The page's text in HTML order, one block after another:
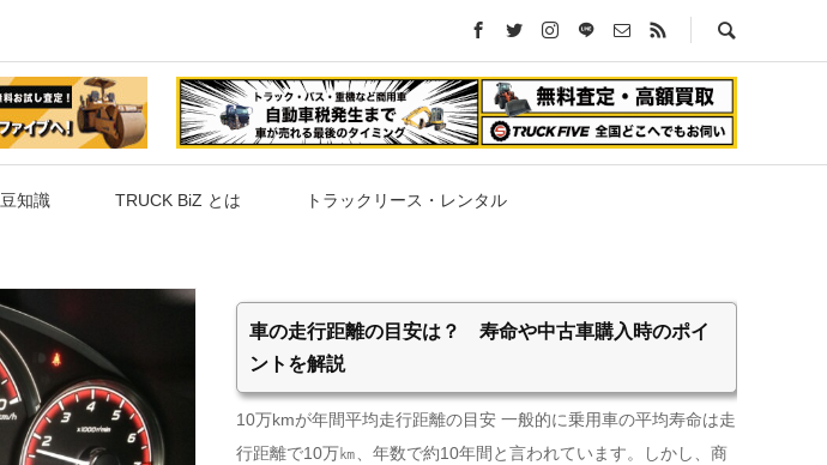
豆知識 TRUCK BiZ とは トラックリース・レンタル
車の走行距離の目安は？ 寿命や中古車購入時のポイ
ントを解説
10万kmが年間平均走行距離の目安 一般的に乗用車の平均寿命は走
行距離で10万㎞、年数で約10年間と言われています。しかし、商